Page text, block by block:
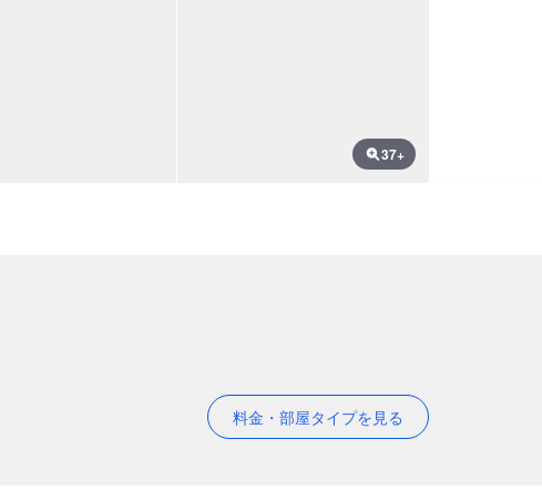
37+
料金・部屋タイプを見る